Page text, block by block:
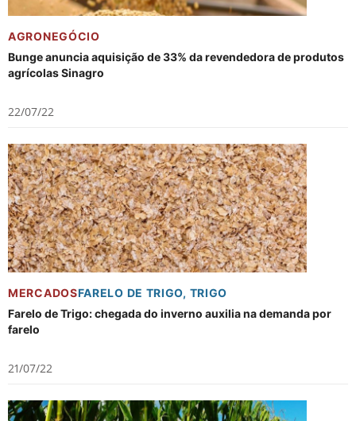
AGRONEGÓCIO
Bunge anuncia aquisição de 33% da revendedora de produtos
agrícolas Sinagro
22/07/22
MERCADOSFARELO DE TRIGO, TRIGO
Farelo de Trigo: chegada do inverno auxilia na demanda por
farelo
21/07/22